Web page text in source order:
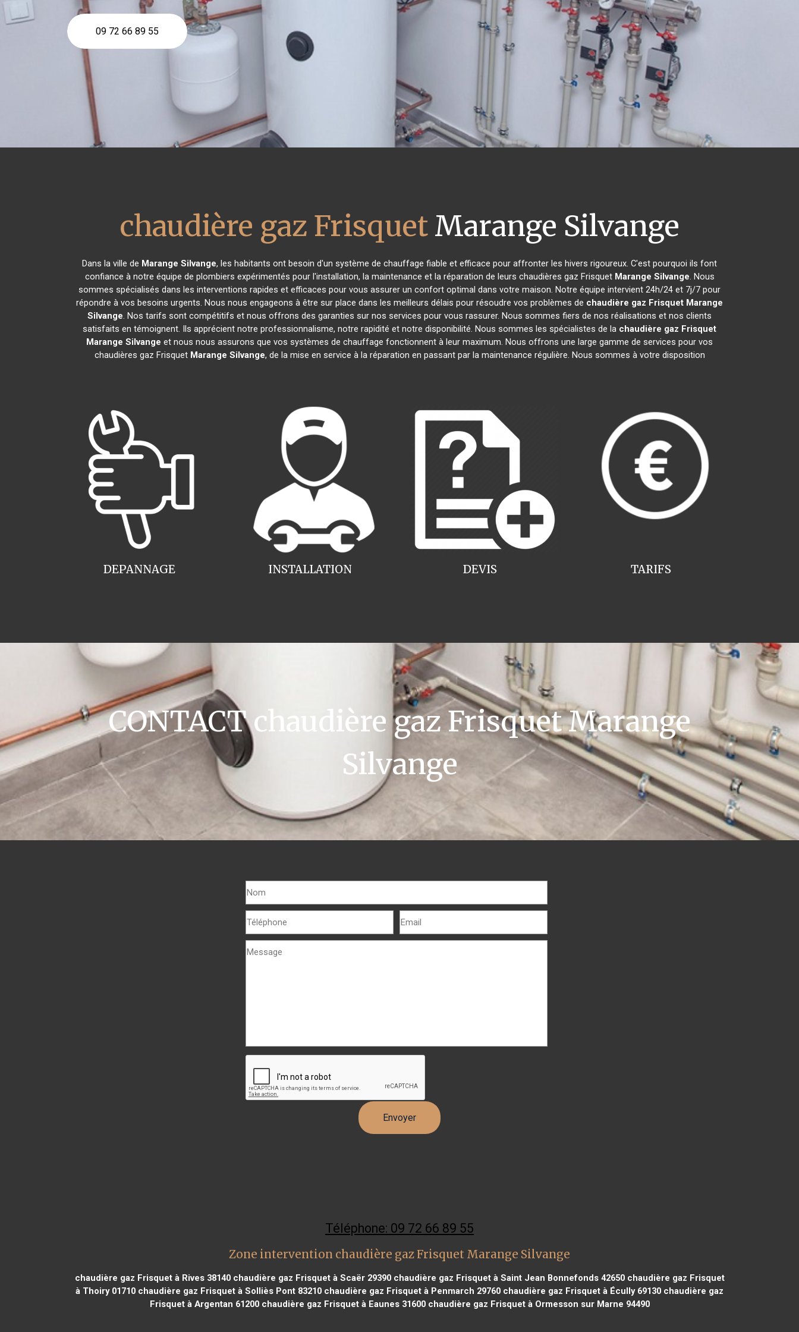
09 72 66 89 55
chaudière gaz Frisquet Marange Silvange
Dans la ville de Marange Silvange, les habitants ont besoin d'un système de chauffage fiable et efficace pour affronter les hivers rigoureux. C'est pourquoi ils font
confiance à notre équipe de plombiers expérimentés pour l'installation, la maintenance et la réparation de leurs chaudières gaz Frisquet Marange Silvange. Nous
sommes spécialisés dans les interventions rapides et efficaces pour vous assurer un confort optimal dans votre maison. Notre équipe intervient 24h/24 et 7j/7 pour
répondre à vos besoins urgents. Nous nous engageons à être sur place dans les meilleurs délais pour résoudre vos problèmes de chaudière gaz Frisquet Marange
Silvange. Nos tarifs sont compétitifs et nous offrons des garanties sur nos services pour vous rassurer. Nous sommes fiers de nos réalisations et nos clients
satisfaits en témoignent. Ils apprécient notre professionnalisme, notre rapidité et notre disponibilité. Nous sommes les spécialistes de la chaudière gaz Frisquet
Marange Silvange et nous nous assurons que vos systèmes de chauffage fonctionnent à leur maximum. Nous offrons une large gamme de services pour vos
chaudières gaz Frisquet Marange Silvange, de la mise en service à la réparation en passant par la maintenance régulière. Nous sommes à votre disposition
INSTALLATION
DEPANNAGE TARIFS
DEVIS
CONTACT chaudière gaz Frisquet Marange
Silvange
Téléphone: 09 72 66 89 55
Zone intervention chaudière gaz Frisquet Marange Silvange
chaudière gaz Frisquet à Rives 38140chaudière gaz Frisquet à Scaër 29390chaudière gaz Frisquet à Saint Jean Bonnefonds 42650chaudière gaz Frisquet
à Thoiry 01710 chaudière gaz Frisquet à Solliès Pont 83210 chaudière gaz Frisquet à Penmarch 29760 chaudière gaz Frisquet à Écully 69130 chaudière gaz
Frisquet à Argentan 61200chaudière gaz Frisquet à Eaunes 31600chaudière gaz Frisquet à Ormesson sur Marne 94490